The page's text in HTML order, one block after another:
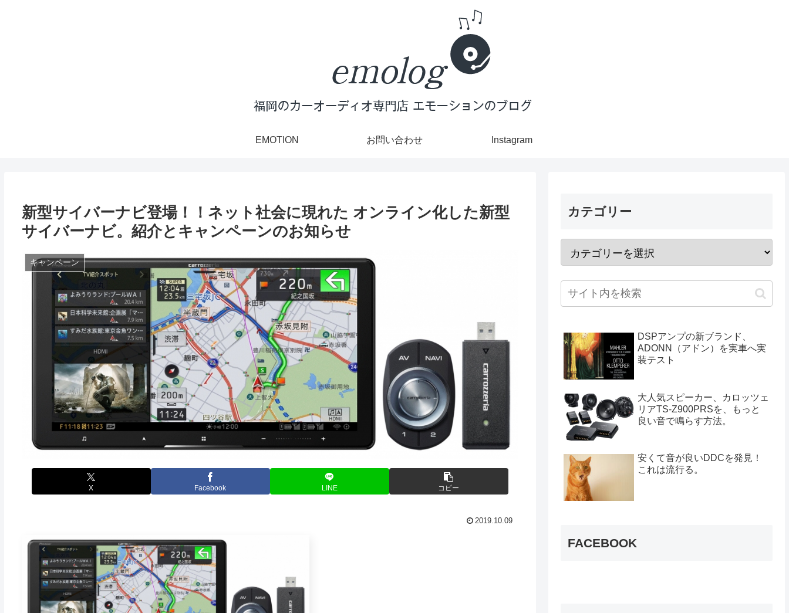
EMOTION お問い合わせ Instagram
新型サイバーナビ登場！！ネット社会に現れた オンライン化した新型
サイバーナビ。紹介とキャンペーンのお知らせ
キャンペーン
X Facebook LINE コピー
2019.10.09
カテゴリー
DSPアンプの新ブランド、
ADONN（アドン）を実車へ実
装テスト
大人気スピーカー、カロッツェ
リアTS-Z900PRSを、もっと
良い音で鳴らす方法。
安くて音が良いDDCを発見！
これは流行る。
FACEBOOK